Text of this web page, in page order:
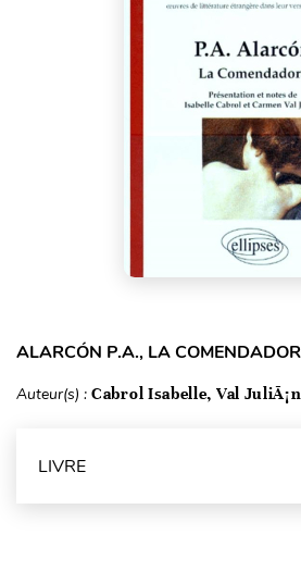
ALARCÓN P.A., LA
Auteur(s) : Cabrol Isabelle, Val
LIVRE